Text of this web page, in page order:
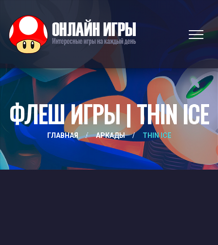
ФЛЕШ ИГРЫ | THIN ICE
ГЛАВНАЯ / АРКАДЫ / THIN ICE